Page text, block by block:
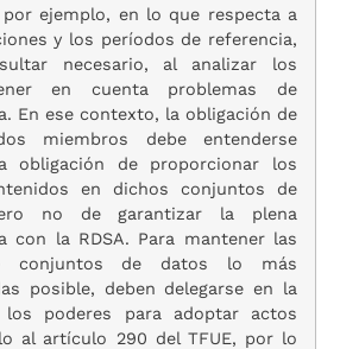
ejemplo, en lo que respecta a
y los períodos de referencia,
necesario, al analizar los
en cuenta problemas de
En ese contexto, la obligación de
miembros debe entenderse
obligación de proporcionar los
en dichos conjuntos de
no de garantizar la plena
con la RDSA. Para mantener las
conjuntos de datos lo más
posible, deben delegarse en la
los poderes para adoptar actos
al artículo 290 del TFUE, por lo